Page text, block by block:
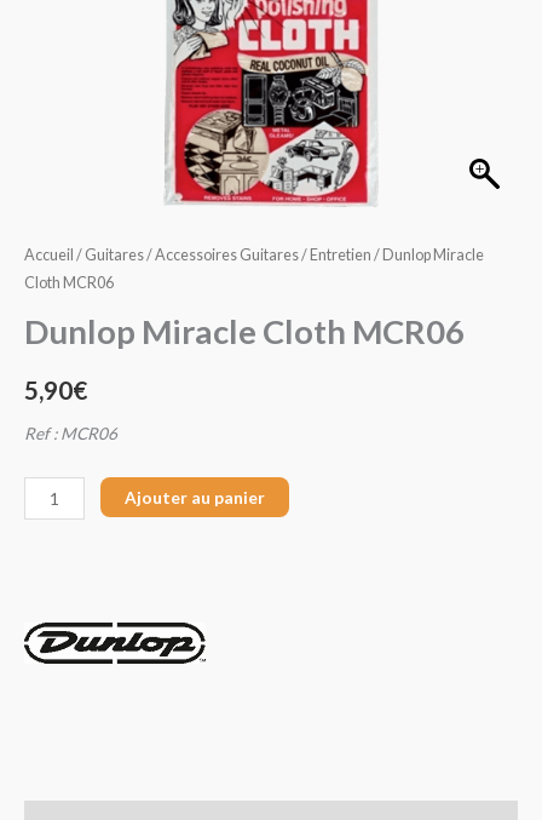
Accueil / Guitares/Accessoires Guitares/ Entretien / Dunlop Miracle
Cloth MCR06
Dunlop Miracle Cloth MCR06
5,90€
Ref : MCR06
Ajouter au panier